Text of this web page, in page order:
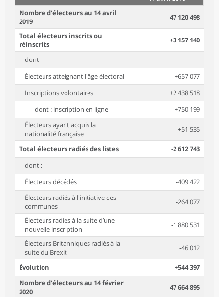
Nombre d'électeurs au 14 avril
2019
47 120 498
Total électeurs inscrits ou
réinscrits
+3 157 140
dont
Électeurs atteignant l'âge électoral
+657 077
Inscriptions volontaires
+2 438 518
dont : inscription en ligne
+750 199
Électeurs ayant acquis la
nationalité française
+51 535
Total électeurs radiés des listes
-2 612 743
dont :
Électeurs décédés
-409 422
Électeurs radiés à l'initiative des
communes
-264 077
Électeurs radiés à la suite d’une
nouvelle inscription
-1 880 531
Électeurs Britanniques radiés à la
suite du Brexit
-46 012
Évolution
+544 397
Nombre d'électeurs au 14 février
2020
47 664 895